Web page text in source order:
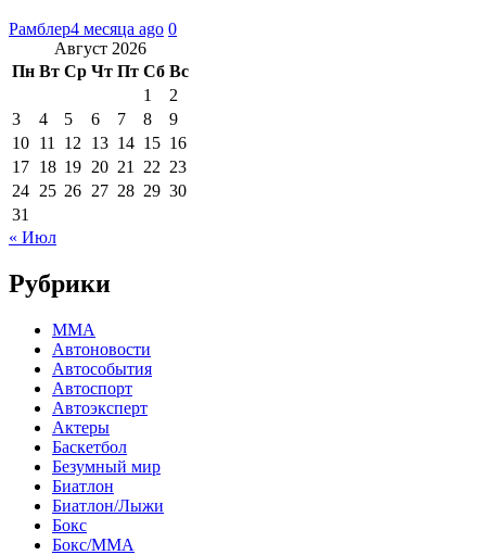
Рамблер4 месяца ago 0
Август 2026
Пн Вт Ср Чт Пт Сб Вс
1
2
3
4 5 6 7 8
9
10 11 12 13 14 15 16
17 18 19 20 21 22 23
24 25 26 27 28 29 30
31
« Июл
Рубрики
MMA
Автоновости
Автособытия
Автоспорт
Автоэксперт
Актеры
Баскетбол
Безумный мир
Биатлон
Биатлон/Лыжи
Бокс
Бокс/MMA